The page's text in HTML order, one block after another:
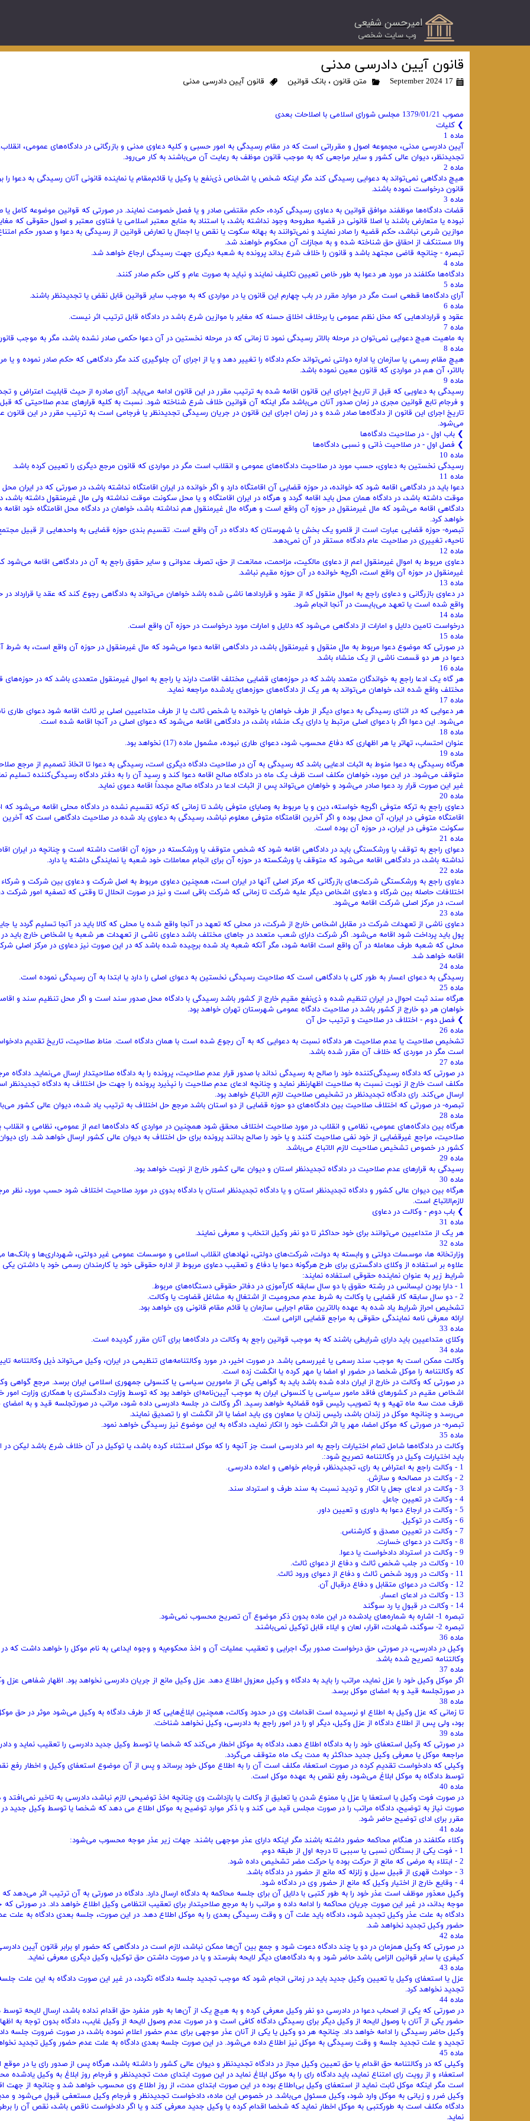
امیرحسن شفیعی
​وب سایت شخصی
قانون آیین دادرسی مدنی
17 September 2024 متن قانون ، بانک قوانین قانون آیین دادرسی مدنی
مصوب 1379/01/21 مجلس شورای اسلامی با اصلاحات بعدی
❯ کلیات
ماده 1
آیین دادرسی مدنی، مجموعه اصول و مقرراتی است که در مقام رسیدگی به امور حسبی و کلیه دعاوی مدنی و بازرگانی در دادگاه‌های عمومی،
تجدیدنظر، دیوان عالی کشور و سایر مراجعی که به موجب قانون موظف به رعایت آن می‌باشند به کار می‌رود.
ماده 2
هیچ دادگاهی نمی‌تواند به دعوایی رسیدگی کند مگر اینکه شخص یا اشخاص ذی‌نفع یا وکیل یا قائم‌مقام یا نماینده قانونی آنان رسیدگی به دعوا را
قانون درخواست نموده باشند.
ماده 3
قضات دادگاه‌ها موظفند موافق قوانین به دعاوی رسیدگی کرده، حکم مقتضی صادر و یا فصل خصومت نمایند. در صورتی که قوانین موضوعه کامل یا
نبوده یا متعارض باشند یا اصلا قانونی در قضیه مطروحه وجود نداشته باشد، با استناد به منابع معتبر اسلامی یا فتاوی معتبر و اصول حقوقی که
موازین شرعی نباشد، حکم قضیه را صادر نمایند و نمی‌توانند به بهانه سکوت یا نقص یا اجمال یا تعارض قوانین از رسیدگی به دعوا و صدور حکم
والا مستنکف از احقاق حق شناخته شده و به مجازات آن محکوم خواهند شد.
تبصره - چنانچه قاضی مجتهد باشد و قانون را خلاف شرع بداند پرونده به شعبه دیگری جهت رسیدگی ارجاع خواهد شد.
ماده 4
دادگاه‌ها مکلفند در مورد هر دعوا به طور خاص تعیین تکلیف نمایند و نباید به صورت عام و کلی حکم صادر کنند.
ماده 5
آرای دادگاه‌ها قطعی است مگر در موارد مقرر در باب چهارم این قانون یا در مواردی که به موجب سایر قوانین قابل نقض یا تجدیدنظر باشند.
ماده 6
عقود و قراردادهایی که مخل نظم عمومی یا برخلاف اخلاق حسنه که مغایر با موازین شرع باشد در دادگاه قابل ترتیب اثر نیست.
ماده 7
به ماهیت هیچ دعوایی نمی‌توان در مرحله بالاتر رسیدگی نمود تا زمانی که در مرحله نخستین در آن دعوا حکمی صادر نشده باشد، مگر به موجب
ماده 8
هیچ مقام رسمی یا سازمان یا اداره دولتی نمی‌تواند حکم دادگاه را تغییر دهد و یا از اجرای آن جلوگیری کند مگر دادگاهی که حکم صادر نموده و یا
بالاتر، آن هم در مواردی که قانون معین نموده باشد.
ماده 9
رسیدگی به دعاویی که قبل از تاریخ اجرای این قانون اقامه شده به ترتیب مقرر در این قانون ادامه می‌یابد. آرای صادره از حیث قابلیت اعتراض و
و فرجام تابع قوانین مجری در زمان صدور آنان می‌باشد مگر اینکه آن قوانین خلاف شرع شناخته شود. نسبت به کلیه قرارهای عدم صلاحیتی که قبل
تاریخ اجرای این قانون از دادگاه‌ها صادر شده و در زمان اجرای این قانون در جریان رسیدگی تجدیدنظر یا فرجامی است به ترتیب مقرر در این قانون
می‌شود.
❯ ‌باب اول - در صلاحیت دادگاه‌ها
❯ فصل اول - در صلاحیت ذاتی و نسبی دادگاه‌ها
ماده 10
رسیدگی نخستین به دعاوی، حسب مورد در صلاحیت دادگاه‌های عمومی و انقلاب است مگر در مواردی که قانون مرجع دیگری را تعیین کرده باشد.
ماده 11
دعوا باید در دادگاهی اقامه شود که خوانده، در حوزه قضایی آن اقامتگاه دارد و اگر خوانده در ایران اقامتگاه نداشته باشد، در صورتی که در ایران
موقت داشته باشد، در دادگاه همان محل باید اقامه گردد و هرگاه در ایران اقامتگاه و یا محل سکونت موقت نداشته ولی مال غیرمنقول داشته باشد،
دادگاهی اقامه می‌شود که مال غیرمنقول در حوزه آن واقع است و هرگاه مال غیرمنقول هم نداشته باشد، خواهان در دادگاه محل اقامتگاه خود اقامه
خواهد کرد.
تبصره- حوزه قضایی عبارت است از قلمرو یک بخش یا شهرستان که دادگاه در آن واقع است. تقسیم بندی حوزه قضایی به واحدهایی از قبیل
ناحیه، تغییری در صلاحیت عام دادگاه مستقر در آن نمی‌دهد.
ماده 12
دعاوی مربوط به اموال غیرمنقول اعم از دعاوی مالکیت، مزاحمت، ممانعت از حق، تصرف عدوانی و سایر حقوق راجع به آن در دادگاهی اقامه می‌شود
غیرمنقول در حوزه آن واقع است، اگرچه خوانده در آن حوزه مقیم نباشد.
ماده 13
در دعاوی بازرگانی و دعاوی راجع به اموال منقول که از عقود و قراردادها ناشی شده باشد خواهان می‌تواند به دادگاهی رجوع کند که عقد یا قرارداد در
واقع شده است یا تعهد می‌بایست در آنجا انجام شود.
ماده 14
درخواست تامین دلایل و امارات از دادگاهی می‌شود که دلایل و امارات مورد درخواست در حوزه آن واقع است.
ماده 15
در صورتی که موضوع دعوا مربوط به مال منقول و غیرمنقول باشد، در دادگاهی اقامه دعوا می‌شود که مال غیرمنقول در حوزه آن واقع است، به شرط
دعوا در هر دو قسمت ناشی از یک منشاء باشد.
ماده 16
هر گاه یک ادعا راجع به خواندگان متعدد باشد که در حوزه‌های قضایی مختلف اقامت دارند یا راجع به اموال غیرمنقول متعددی باشد که در حوزه‌های
مختلف واقع شده اند، خواهان می‌تواند به هر یک از دادگاه‌های حوزه‌های یادشده مراجعه نماید.
ماده 17
هر دعوایی که در اثنای رسیدگی به دعوای دیگر از طرف خواهان یا خوانده یا شخص ثالث یا از طرف متداعیین اصلی بر ثالث اقامه شود دعوای طاری
می‌شود. این دعوا اگر با دعوای اصلی مرتبط یا دارای یک منشاء باشد، در دادگاهی اقامه می‌شود که دعوای اصلی در آنجا اقامه شده است.
ماده 18
عنوان احتساب، تهاتر یا هر اظهاری که دفاع محسوب شود، دعوای طاری نبوده، مشمول ماده (17) نخواهد بود.
ماده 19
هرگاه رسیدگی به دعوا منوط به اثبات ادعایی باشد که رسیدگی به آن در صلاحیت دادگاه دیگری است، رسیدگی به دعوا تا اتخاذ تصمیم از مرجع
متوقف می‌شود. در این مورد، خواهان مکلف است ظرف یک ماه در دادگاه صالح اقامه دعوا کند و رسید آن را به دفتر دادگاه رسیدگی‌کننده تسلیم
غیر این صورت قرار رد دعوا صادر می‌شود و خواهان می‌تواند پس از اثبات ادعا در دادگاه صالح مجدداً اقامه دعوی نماید.
ماده 20
دعاوی راجع به ترکه متوفی اگرچه خواسته، دین و یا مربوط به وصایای متوفی باشد تا زمانی که ترکه تقسیم نشده در دادگاه محلی اقامه می‌شود که
اقامتگاه متوفی در ایران، آن محل بوده و اگر آخرین اقامتگاه متوفی معلوم نباشد، رسیدگی به دعاوی یاد شده در صلاحیت دادگاهی است که
سکونت متوفی در ایران، در حوزه آن بوده است.
ماده 21
دعوای راجع به توقف یا ورشکستگی باید در دادگاهی اقامه شود که شخص متوقف یا ورشکسته در حوزه آن اقامت داشته است و چنانچه در ایران
نداشته باشد، در دادگاهی اقامه می‌شود که متوقف یا ورشکسته در حوزه آن برای انجام معاملات خود شعبه یا نمایندگی داشته یا دارد.
ماده 22
دعاوی راجع به ورشکستگی شرکت‌های بازرگانی که مرکز اصلی آنها در ایران است، همچنین دعاوی مربوط به اصل شرکت و دعاوی بین شرکت و
اختلافات حاصله بین شرکاء و دعاوی اشخاص دیگر علیه شرکت تا زمانی که شرکت باقی است و نیز در صورت انحلال تا وقتی که تصفیه امور شرکت
است، در مرکز اصلی شرکت اقامه می‌شود.
ماده 23
دعاوی ناشی از تعهدات شرکت در مقابل اشخاص خارج از شرکت، در محلی که تعهد در آنجا واقع شده یا محلی که کالا باید در آنجا تسلیم گردد یا
پول باید پرداخت شود اقامه می‌شود. اگر شرکت دارای شعب متعدد در جاهای مختلف باشد دعاوی ناشی از تعهدات هر شعبه یا اشخاص خارج باید در
محلی که شعبه طرف معامله در آن واقع است اقامه شود، مگر آنکه شعبه یاد شده برچیده شده باشد که در این صورت نیز دعاوی در مرکز اصلی
اقامه خواهد شد.
ماده 24
رسیدگی به دعوای اعسار به طور کلی با دادگاهی است که صلاحیت رسیدگی نخستین به دعوای اصلی را دارد یا ابتدا به آن رسیدگی نموده است.
ماده 25
هرگاه سند ثبت احوال در ایران تنظیم شده و ذی‌نفع مقیم خارج از کشور باشد رسیدگی با دادگاه محل صدور سند است و اگر محل تنظیم سند و
خواهان هر دو خارج از کشور باشد در صلاحیت دادگاه عمومی شهرستان تهران خواهد بود.
❯ ‌فصل دوم - اختلاف در صلاحیت و ترتیب حل آن
ماده 26
تشخیص صلاحیت یا عدم صلاحیت هر دادگاه نسبت به دعوایی که به آن رجوع شده است با همان دادگاه است. مناط صلاحیت، تاریخ تقدیم
است مگر در موردی که خلاف آن مقرر شده باشد.
ماده 27
در صورتی که دادگاه رسیدگی‌کننده خود را صالح به رسیدگی نداند با صدور قرار عدم صلاحیت، پرونده را به دادگاه صلاحیتدار ارسال می‌نماید. دادگاه
مکلف است خارج از نوبت نسبت به صلاحیت اظهارنظر نماید و چنانچه ادعای عدم صلاحیت را نپذیرد پرونده را جهت حل اختلاف به دادگاه تجدیدنظر
ارسال می‌کند. رای دادگاه تجدیدنظر در تشخیص صلاحیت لازم الاتباع خواهد بود.
تبصره- در صورتی که اختلاف صلاحیت بین دادگاه‌های دو حوزه قضایی از دو استان باشد مرجع حل اختلاف به ترتیب یاد شده، دیوان عالی کشور
ماده 28
هرگاه بین دادگاه‌های عمومی، نظامی و انقلاب در مورد صلاحیت اختلاف محقق شود همچنین در مواردی که دادگاه‌ها اعم از عمومی، نظامی و انقلاب
صلاحیت، مراجع غیرقضایی از خود نفی صلاحیت کنند و یا خود را صالح بدانند پرونده برای حل اختلاف به دیوان عالی کشور ارسال خواهد شد. رای
کشور در خصوص تشخیص صلاحیت لازم الاتباع می‌باشد.
ماده 29
رسیدگی به قرارهای عدم صلاحیت در دادگاه تجدیدنظر استان و دیوان عالی کشور خارج از نوبت خواهد بود.
ماده 30
هرگاه بین دیوان عالی کشور و دادگاه تجدیدنظر استان و یا دادگاه تجدیدنظر استان با دادگاه بدوی در مورد صلاحیت اختلاف شود حسب مورد، نظر
لازم‌الاتباع است.
❯ ‌باب دوم - وکالت در دعاوی
ماده 31
هر یک از متداعیین می‌توانند برای خود حداکثر تا دو نفر وکیل انتخاب و معرفی نمایند.
ماده 32
وزارتخانه ها، موسسات دولتی و وابسته به دولت، شرکت‌های دولتی، نهادهای انقلاب اسلامی و موسسات عمومی غیر دولتی، شهرداری‌ها و بانک‌ها
علاوه بر استفاده از وکلای دادگستری برای طرح هرگونه دعوا یا دفاع و تعقیب دعاوی مربوط از اداره حقوقی خود یا کارمندان رسمی خود با داشتن یکی
شرایط زیر به عنوان نماینده حقوقی استفاده نمایند:
1 - دارا بودن لیسانس در رشته حقوق با دو سال سابقه کارآموزی در دفاتر حقوقی دستگاه‌های مربوط.
2 - دو سال سابقه کار قضایی یا وکالت به شرط عدم محرومیت از اشتغال به مشاغل قضاوت یا وکالت.
تشخیص احراز شرایط یاد شده به عهده بالاترین مقام اجرایی سازمان یا قائم مقام قانونی وی خواهد بود.
ارائه معرفی نامه نمایندگی حقوقی به مراجع قضایی الزامی است.
ماده 33
وکلای متداعیین باید دارای شرایطی باشند که به موجب قوانین راجع به وکالت در دادگاه‌ها برای آنان مقرر گردیده است.
ماده 34
وکالت ممکن است به موجب سند رسمی یا غیررسمی باشد. در صورت اخیر، در مورد وکالتنامه‌های تنظیمی در ایران، وکیل می‌تواند ذیل وکالتنامه
که وکالتنامه را موکل شخصا در حضور او امضا یا مهر کرده یا انگشت زده است.
در صورتی که وکالت در خارج از ایران داده شده باشد باید به گواهی یکی از مامورین سیاسی یا کنسولی جمهوری اسلامی ایران برسد. مرجع گواهی
اشخاص مقیم در کشورهای فاقد مامور سیاسی یا کنسولی ایران به موجب آیین‌نامه‌ای خواهد بود که توسط وزارت دادگستری با همکاری وزارت امور
ظرف مدت سه ماه تهیه و به تصویب رئیس قوه قضائیه خواهد رسید. اگر وکالت در جلسه دادرسی داده شود، مراتب در صورتجلسه قید و به امضای
می‌رسد و چنانچه موکل در زندان باشد، رئیس زندان یا معاون وی باید امضا یا اثر انگشت او را تصدیق نمایند.
تبصره- در صورتی که موکل امضا، مهر یا اثر انگشت خود را انکار نماید، دادگاه به این موضوع نیز رسیدگی خواهد نمود.
ماده 35
وکالت در دادگاه‌ها شامل تمام اختیارات راجع به امر دادرسی است جز آنچه را که موکل استثناء کرده باشد، یا توکیل در آن خلاف شرع باشد لیکن در
باید اختیارات وکیل در وکالتنامه تصریح شود:.
1 - وکالت راجع به اعتراض به رای، تجدیدنظر، فرجام خواهی و اعاده دادرسی.
2 - وکالت در مصالحه و سازش.
3 - وکالت در ادعای جعل یا انکار و تردید نسبت به سند طرف و استرداد سند.
4 - وکالت در تعیین جاعل.
5 - وکالت در ارجاع دعوا به داوری و تعیین داور.
6 - وکالت در توکیل.
7 - وکالت در تعیین مصدق و کارشناس.
8 - وکالت در دعوای خسارت.
9 - وکالت در استرداد دادخواست یا دعوا.
10 - وکالت در جلب شخص ثالث و دفاع از دعوای ثالث.
11 - وکالت در ورود شخص ثالث و دفاع از دعوای ورود ثالث.
12 - وکالت در دعوای متقابل و دفاع درقبال آن.
13 - وکالت در ادعای اعسار.
14 - وکالت در قبول یا رد سوگند
تبصره 1- اشاره به شماره‌های یادشده در این ماده بدون ذکر موضوع آن تصریح محسوب نمی‌شود.
تبصره 2- سوگند، شهادت، اقرار، لعان و ایلاء قابل توکیل نمی‌باشند.
ماده 36
وکیل در دادرسی، در صورتی حق درخواست صدور برگ اجرایی و تعقیب عملیات آن و اخذ محکوم‌به و وجوه ایداعی به نام موکل را خواهد داشت که در
وکالتنامه تصریح شده باشد.
ماده 37
اگر موکل وکیل خود را عزل نماید، مراتب را باید به دادگاه و وکیل معزول اطلاع دهد. عزل وکیل مانع از جریان دادرسی نخواهد بود. اظهار شفاهی عزل
در صورتجلسه قید و به امضای موکل برسد.
ماده 38
تا زمانی که عزل وکیل به اطلاع او نرسیده است اقدامات وی در حدود وکالت، همچنین ابلاغ‌هایی که از طرف دادگاه به وکیل می‌شود موثر در حق
بود، ولی پس از اطلاع دادگاه از عزل وکیل، دیگر او را در امور راجع به دادرسی، وکیل نخواهد شناخت.
ماده 39
در صورتی که وکیل استعفای خود را به دادگاه اطلاع دهد، دادگاه به موکل اخطار می‌کند که شخصا یا توسط وکیل جدید دادرسی را تعقیب نماید و
مراجعه موکل یا معرفی وکیل جدید حداکثر به مدت یک ماه متوقف می‌گردد.
وکیلی که دادخواست تقدیم کرده در صورت استعفا، مکلف است آن را به اطلاع موکل خود برساند و پس از آن موضوع استعفای وکیل و اخطار رفع
توسط دادگاه به موکل ابلاغ می‌شود، رفع نقص به عهده موکل است.
ماده 40
در صورت فوت وکیل یا استعفا یا عزل یا ممنوع شدن یا تعلیق از وکالت یا بازداشت وی چنانچه اخذ توضیحی لازم نباشد، دادرسی به تاخیر نمی‌افتد و
صورت نیاز به توضیح، دادگاه مراتب را در صورت مجلس قید می کند و با ذکر موارد توضیح به موکل اطلاع می دهد که شخصا یا توسط وکیل جدید
مقرر برای ادای توضیح حاضر شود.
ماده 41
وکلاء مکلفند در هنگام محاکمه حضور داشته باشند مگر اینکه دارای عذر موجهی باشند. جهات زیر عذر موجه محسوب می‌شود:
1 - فوت یکی از بستگان نسبی یا سببی تا درجه اول از طبقه دوم.
2 - ابتلاء به مرضی که مانع از حرکت بوده یا حرکت مضر تشخیص داده شود.
3 - حوادث قهری از قبیل سیل و زلزله که مانع از حضور در دادگاه باشد.
4 - وقایع خارج از اختیار وکیل که مانع از حضور وی در دادگاه شود.
وکیل معذور موظف است عذر خود را به طور کتبی با دلایل آن برای جلسه محاکمه به دادگاه ارسال دارد. دادگاه در صورتی به آن ترتیب اثر می‌دهد که
موجه بداند، در غیر این صورت جریان محاکمه را ادامه داده و مراتب را به مرجع صلاحیتدار برای تعقیب انتظامی وکیل اطلاع خواهد داد. در صورتی
دادگاه به علت عذر وکیل تجدید شود، دادگاه باید علت آن و وقت رسیدگی بعدی را به موکل اطلاع دهد. در این صورت، جلسه بعدی دادگاه به علت
حضور وکیل تجدید نخواهد شد.
ماده 42
در صورتی که وکیل همزمان در دو یا چند دادگاه دعوت شود و جمع بین آن‌ها ممکن نباشد، لازم است در دادگاهی که حضور او برابر قانون آیین
کیفری یا سایر قوانین الزامی باشد حاضر شود و به دادگاه‌های دیگر لایحه بفرستد و یا در صورت داشتن حق توکیل، وکیل دیگری معرفی نماید.
ماده 43
عزل یا استعفای وکیل یا تعیین وکیل جدید باید در زمانی انجام شود که موجب تجدید جلسه دادگاه نگردد، در غیر این صورت دادگاه به این علت
تجدید نخواهد کرد.
ماده 44
در صورتی که یکی از اصحاب دعوا در دادرسی دو نفر وکیل معرفی کرده و به هیچ یک از آن‌ها به طور منفرد حق اقدام نداده باشد، ارسال لایحه توسط
حضور یکی از آنان با وصول لایحه از وکیل دیگر برای رسیدگی دادگاه کافی است و در صورت عدم وصول لایحه از وکیل غایب، دادگاه بدون توجه به
وکیل حاضر رسیدگی را ادامه خواهد داد. چنانچه هر دو وکیل یا یکی از آنان عذر موجهی برای عدم حضور اعلام نموده باشد، در صورت ضرورت جلسه
تجدید و علت تجدید جلسه و وقت رسیدگی به موکل نیز اطلاع داده می‌شود. در این صورت جلسه بعدی دادگاه به علت عدم حضور وکیل تجدید
ماده 45
وکیلی که در وکالتنامه حق اقدام یا حق تعیین وکیل مجاز در دادگاه تجدیدنظر و دیوان عالی کشور را داشته باشد، هرگاه پس از صدور رای یا در موقع
استعفاء و از رویت رای امتناع نماید، باید دادگاه رای را به موکل ابلاغ نماید در این صورت ابتدای مدت تجدیدنظر و فرجام روز ابلاغ به وکیل یادشده
است مگر اینکه موکل ثابت نماید از استعفای وکیل بی‌اطلاع بوده در این صورت ابتدای مدت، از روز اطلاع وی محسوب خواهد شد و چنانچه از جهت
وکیل ضرر و زیانی به موکل وارد شود، وکیل مسئول می‌باشد. در خصوص این ماده، دادخواست تجدیدنظر و فرجام وکیل مستعفی قبول می‌شود و
دادگاه مکلف است به طورکتبی به موکل اخطار نماید که شخصا اقدام کرده یا وکیل جدید معرفی کند و یا اگر دادخواست ناقص باشد، نقص آن را
نماید.